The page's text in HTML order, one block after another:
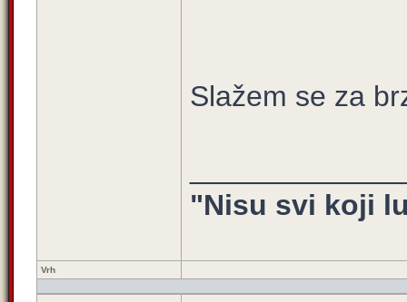
Slažem se za
"Nisu svi koji
Vrh